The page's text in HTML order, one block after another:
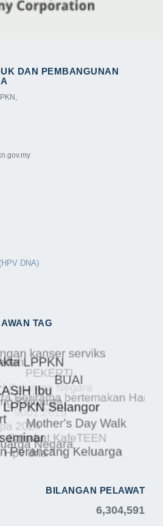
DAN PEMBANGUNAN
DNA)
AWAN TAG
BILANGAN PELAWAT
6,304,591